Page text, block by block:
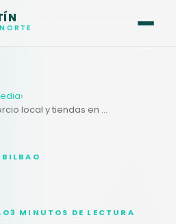
›
Publicidad para comercio local y tiendas en Bilbao
3 MINUTOS DE LECTURA